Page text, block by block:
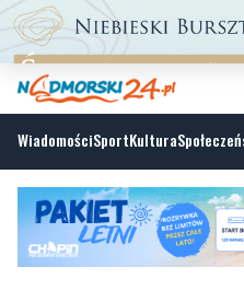
WiadomościSportKultura
‘Nie ma zgody